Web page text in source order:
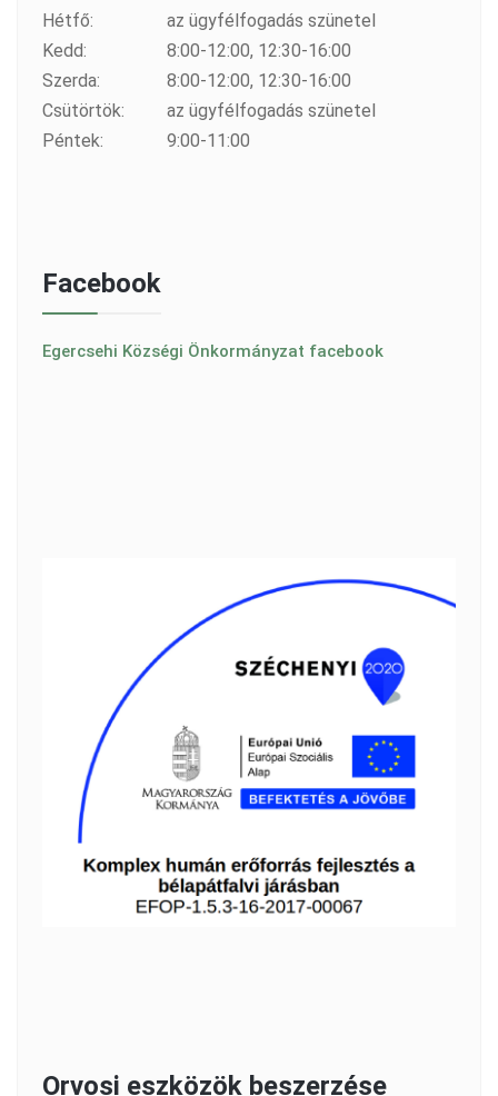
Hétfő:
az ügyfélfogadás szünetel
Kedd:
8:00-12:00, 12:30-16:00
Szerda:
8:00-12:00, 12:30-16:00
Csütörtök:
az ügyfélfogadás szünetel
Péntek:
9:00-11:00
Facebook
Egercsehi Községi Önkormányzat facebook
Orvosi eszközök beszerzése